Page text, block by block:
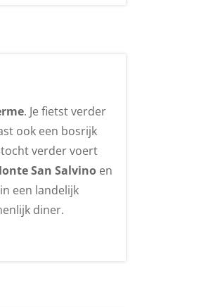
. Je fietst verder
ook een bosrijk
verder voert
San Salvinoen
een landelijk
diner.